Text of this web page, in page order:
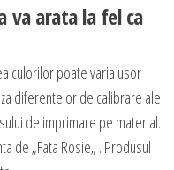
va arata la fel ca
culorilor poate varia usor
diferentelor de calibrare ale
de imprimare pe material.
de „Fata Rosie„ . Produsul